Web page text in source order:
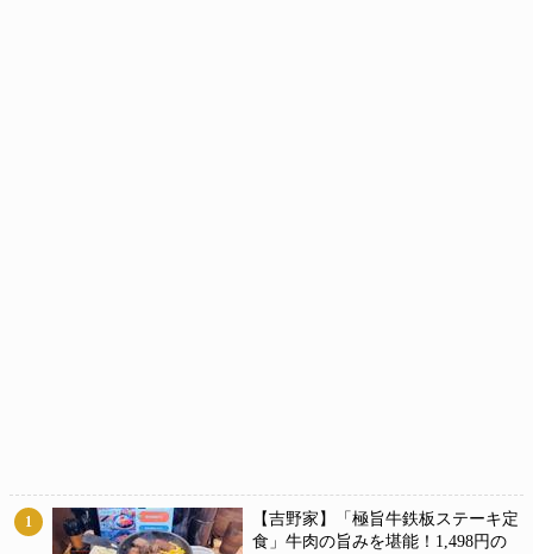
1
【吉野家】「極旨牛鉄板ステーキ定
食」牛肉の旨みを堪能！1,498円の